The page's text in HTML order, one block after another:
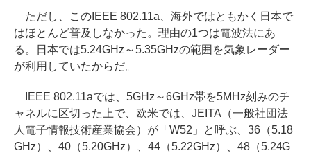
ただし、このIEEE 802.11a、海外ではともかく日本で
はほとんど普及しなかった。理由の1つは電波法にあ
る。日本では5.24GHz～5.35GHzの範囲を気象レーダー
が利用していたからだ。
IEEE 802.11aでは、5GHz～6GHz帯を5MHz刻みのチ
ャネルに区切った上で、欧米では、JEITA（一般社団法
人電子情報技術産業協会）が「W52」と呼ぶ、36（5.18
GHz）、40（5.20GHz）、44（5.22GHz）、48（5.24G